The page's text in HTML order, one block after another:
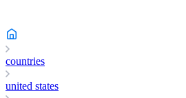
countries
united states